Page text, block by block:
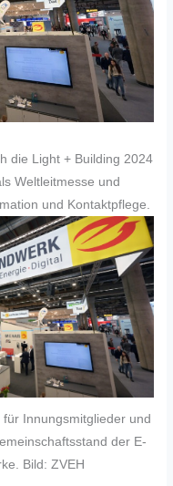
die Light + Building 2024
Weltleitmesse und
und Kontaktpflege.
Innungsmitglieder und
der E-
Bild: ZVEH